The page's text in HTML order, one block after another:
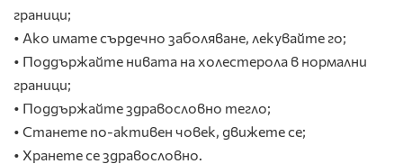
граници;
• Ако имате сърдечно заболяване, лекувайте го;
• Поддържайте нивата на холестерола в нормални
граници;
• Поддържайте здравословно тегло;
• Станете по-активен човек, движете се;
• Хранете се здравословно.